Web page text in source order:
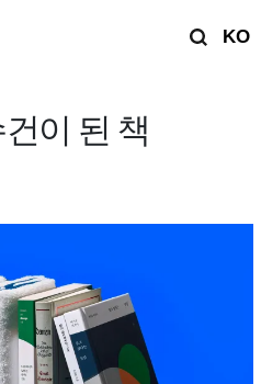
KO
이 된 책